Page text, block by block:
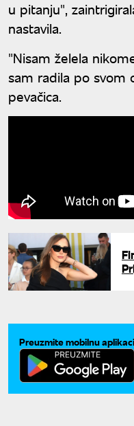
u pitanju",
nastavila.
"Nisam želela
sam radila po svom
pevačica.
Preuzmite mobilnu